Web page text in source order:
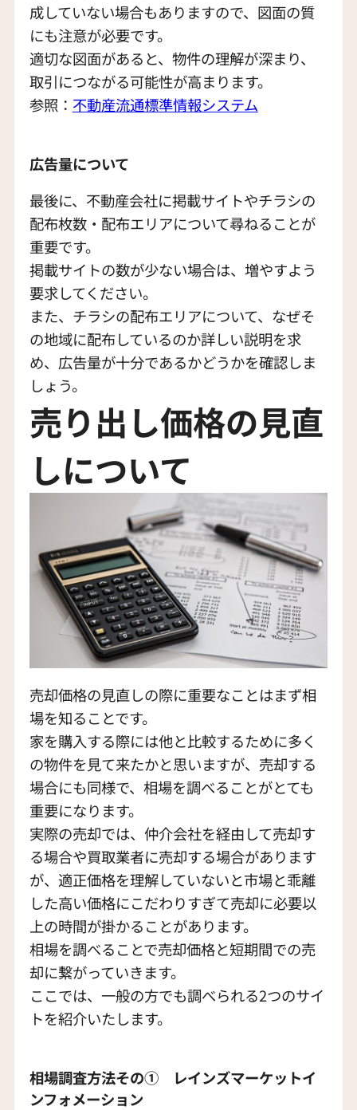
成していない場合もありますので、図面の質
にも注意が必要です。
適切な図面があると、物件の理解が深まり、
取引につながる可能性が高まります。
参照： 不動産流通標準情報システム
広告量について
最後に、不動産会社に掲載サイトやチラシの
配布枚数・配布エリアについて尋ねることが
重要です。
掲載サイトの数が少ない場合は、増やすよう
要求してください。
また、チラシの配布エリアについて、なぜそ
の地域に配布しているのか詳しい説明を求
め、広告量が十分であるかどうかを確認しま
しょう。
売り出し価格の見直
しについて
売却価格の見直しの際に重要なことはまず相
場を知ることです。
家を購入する際には他と比較するために多く
の物件を見て来たかと思いますが、売却する
場合にも同様で、相場を調べることがとても
重要になります。
実際の売却では、仲介会社を経由して売却す
る場合や買取業者に売却する場合があります
が、適正価格を理解していないと市場と乖離
した高い価格にこだわりすぎて売却に必要以
上の時間が掛かることがあります。
相場を調べることで売却価格と短期間での売
却に繋がっていきます。
ここでは、一般の方でも調べられる2つのサイ
トを紹介いたします。
相場調査方法その① レインズマーケットイ
ンフォメーション